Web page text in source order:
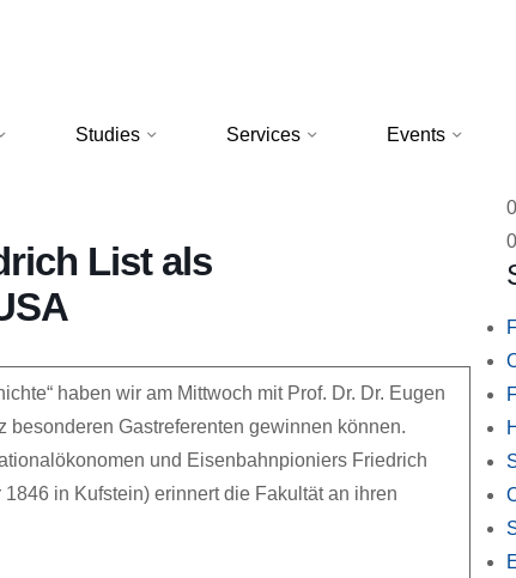
Studies Services Events
List als
haben wir am Mittwoch mit Prof. Dr. Dr. Eugen
Gastreferenten gewinnen können.
und Eisenbahnpioniers Friedrich
in Kufstein) erinnert die Fakultät an ihren